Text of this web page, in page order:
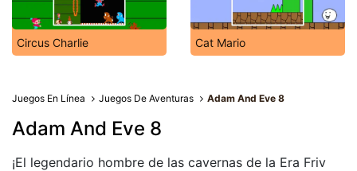
Circus Charlie Cat Mario
Juegos En Línea Juegos De Aventuras Adam And Eve 8
Adam And Eve 8
¡El legendario hombre de las cavernas de la Era Friv